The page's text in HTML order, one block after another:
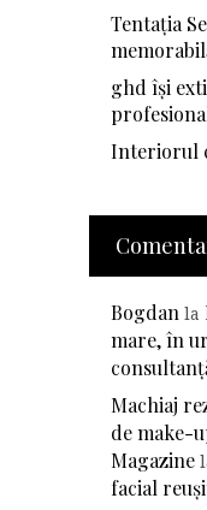
Tentația
ghd își
Interiorul
Bogdan la
mare, în
Machiaj
de make-
Magazine
facial